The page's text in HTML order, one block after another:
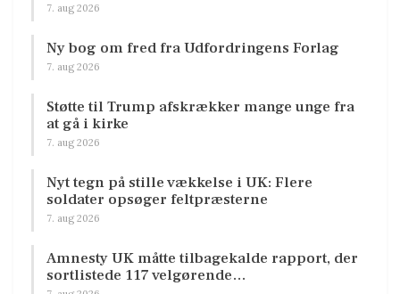
7. aug 2026
Ny bog om fred fra Udfordringens Forlag
7. aug 2026
Støtte til Trump afskrækker mange unge fra
at gå i kirke
7. aug 2026
Nyt tegn på stille vækkelse i UK: Flere
soldater opsøger feltpræsterne
7. aug 2026
Amnesty UK måtte tilbagekalde rapport, der
sortlistede 117 velgørende…